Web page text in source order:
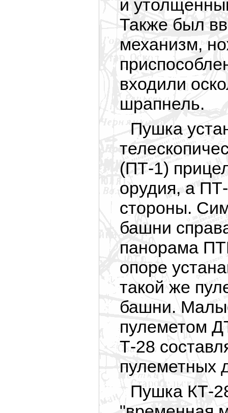
и
Также был
механизм,
входили
шрапнель.
Пушка
(ПТ-1)
орудия, а
стороны.
башни
панорама
опоре
такой же
башни.
пулеметом
Т-28
пулеметных
Пушка КТ-